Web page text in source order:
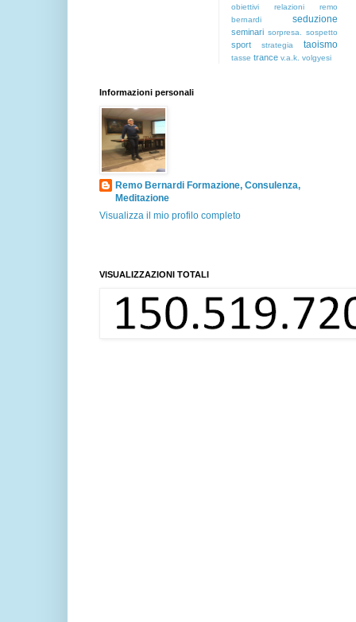
obiettivi relazioni
remo
bernardi
seduzione
seminari sorpresa. sospetto
sport strategia taoismo
tasse trance v.a.k. volgyesi
Informazioni personali
Remo Bernardi Formazione, Consulenza,
Meditazione
Visualizza il mio profilo completo
VISUALIZZAZIONI TOTALI